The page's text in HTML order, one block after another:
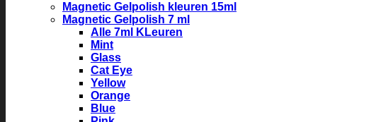
Magnetic Gelpolish kleuren 15ml
Magnetic Gelpolish 7 ml
Alle 7ml KLeuren
Mint
Glass
Cat Eye
Yellow
Orange
Blue